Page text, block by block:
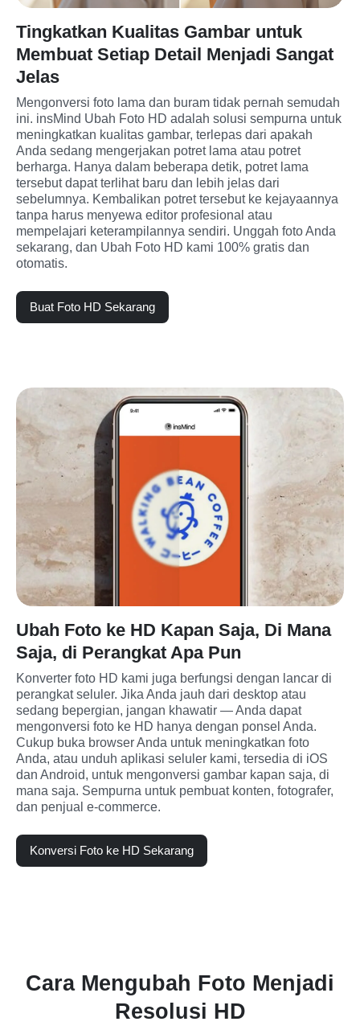
Tingkatkan Kualitas Gambar untuk
Membuat Setiap Detail Menjadi Sangat
Jelas
Mengonversi foto lama dan buram tidak pernah semudah
ini. insMind Ubah Foto HD adalah solusi sempurna untuk
meningkatkan kualitas gambar, terlepas dari apakah
Anda sedang mengerjakan potret lama atau potret
berharga. Hanya dalam beberapa detik, potret lama
tersebut dapat terlihat baru dan lebih jelas dari
sebelumnya. Kembalikan potret tersebut ke kejayaannya
tanpa harus menyewa editor profesional atau
mempelajari keterampilannya sendiri. Unggah foto Anda
sekarang, dan Ubah Foto HD kami 100% gratis dan
otomatis.
Buat Foto HD Sekarang
Ubah Foto ke HD Kapan Saja, Di Mana
Saja, di Perangkat Apa Pun
Konverter foto HD kami juga berfungsi dengan lancar di
perangkat seluler. Jika Anda jauh dari desktop atau
sedang bepergian, jangan khawatir — Anda dapat
mengonversi foto ke HD hanya dengan ponsel Anda.
Cukup buka browser Anda untuk meningkatkan foto
Anda, atau unduh aplikasi seluler kami, tersedia di iOS
dan Android, untuk mengonversi gambar kapan saja, di
mana saja. Sempurna untuk pembuat konten, fotografer,
dan penjual e-commerce.
Konversi Foto ke HD Sekarang
Cara Mengubah Foto Menjadi
Resolusi HD